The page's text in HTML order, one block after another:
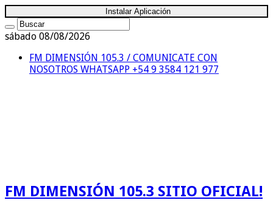
Instalar Aplicación
sábado 08/08/2026
FM DIMENSIÓN 105.3 / COMUNICATE CON
NOSOTROS WHATSAPP +54 9 3584 121 977
FM DIMENSIÓN 105.3 SITIO OFICIAL!